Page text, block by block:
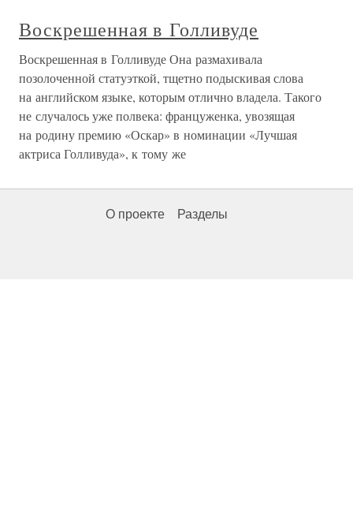
Воскрешенная в Голливуде
Воскрешенная в Голливуде Она размахивала
позолоченной статуэткой, тщетно подыскивая слова
на английском языке, которым отлично владела. Такого
не случалось уже полвека: француженка, увозящая
на родину премию «Оскар» в номинации «Лучшая
актриса Голливуда», к тому же
О проекте Разделы